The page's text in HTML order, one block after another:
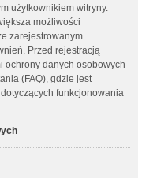
użytkownikiem witryny.
możliwości
zarejestrowanym
Przed rejestracją
ochrony danych osobowych
(FAQ), gdzie jest
funkcjonowania